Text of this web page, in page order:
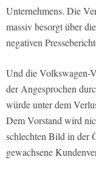
Unternehmens. Die
massiv besorgt über
negativen
Und die Volkswagen-
der Angesprochen
würde unter dem
Dem Vorstand wird
schlechten Bild in der
gewachsene